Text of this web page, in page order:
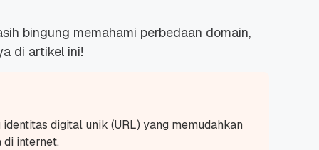
bingung memahami perbedaan domain,
di artikel ini!
digital unik (URL) yang memudahkan
di internet.